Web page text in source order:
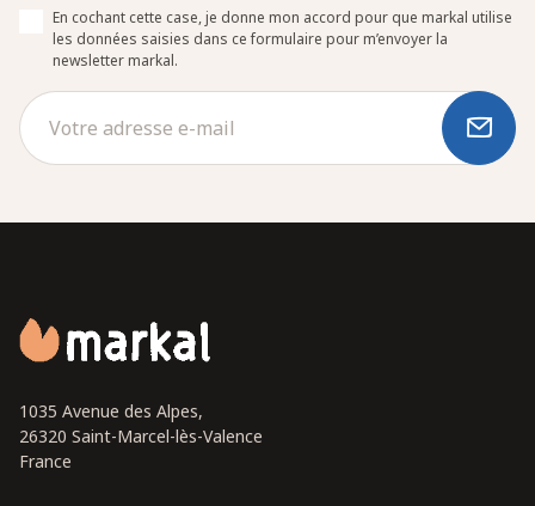
En cochant cette case, je donne mon accord pour que markal utilise
les données saisies dans ce formulaire pour m’envoyer la
newsletter markal.
1035 Avenue des Alpes,
26320 Saint-Marcel-lès-Valence
France